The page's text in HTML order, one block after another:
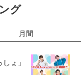
グ
月間
ょ」